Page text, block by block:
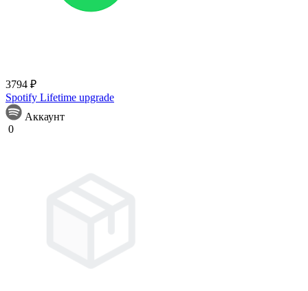
3794 ₽
Spotify Lifetime upgrade
Аккаунт
0